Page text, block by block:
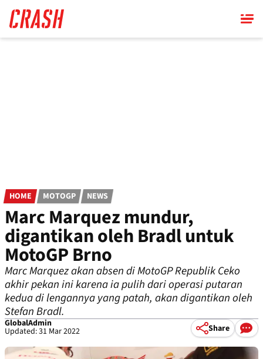
main
content
HOME MOTOGP NEWS
Marc Marquez mundur,
digantikan oleh Bradl untuk
MotoGP Brno
Marc Marquez akan absen di MotoGP Republik Ceko
akhir pekan ini karena ia pulih dari operasi putaran
kedua di lengannya yang patah, akan digantikan oleh
Stefan Bradl.
GlobalAdmin
Updated: 31 Mar 2022 Share